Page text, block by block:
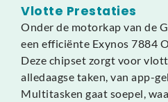
Vlotte Prestaties
Onder de motorkap van de
een efficiënte Exynos 7884
Deze chipset zorgt voor
alledaagse taken, van app-
Multitasken gaat soepel,